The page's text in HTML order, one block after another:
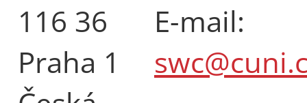
116 36
Praha 1
E-mail: